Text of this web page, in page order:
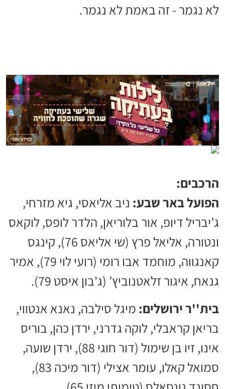
לא נגמר - זה באמת לא נגמר.
הרכבים:
הפועל באר שבע: ניב אליאסי, גיא מזרחי,
ג’יבריל דיופ, אור בלוריאן, הלדר לופס, לוקאס
ונטורה, אליאל פרץ (שי אליאס 76), קינגס
קאנגווה, מוחמד אבו רומי (רועי לוי 79), אמיר
גנאח, איגור זלאטנוביץ’ (ג'בון איסט 79).
בית''ר ירושלים: מיגל סילבה, נאנא אנטווי,
בריאן קראבלי, לוקה גדרני, ירדן כהן, בוריס
אינו, זיו בן שימול (דור חוגי 88), ירדן שועה,
סמואל קאלו, עומר אצילי (דור מיכה 83),